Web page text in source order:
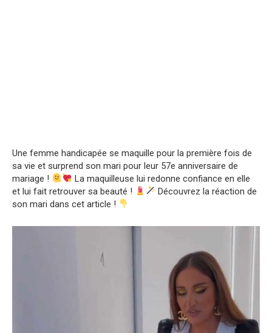
Une femme handicapée se maquille pour la première fois de
sa vie et surprend son mari pour leur 57e anniversaire de
mariage !
La maquilleuse lui redonne confiance en elle
et lui fait retrouver sa beauté !
Découvrez la réaction de
son mari dans cet article !